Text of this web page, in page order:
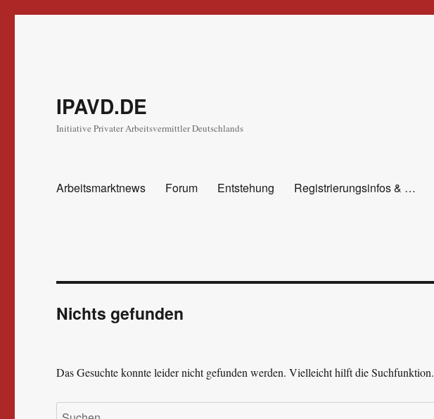
IPAVD.DE
Initiative Privater Arbeitsvermittler Deutschlands
Arbeitsmarktnews Forum Entstehung Registrierungsinfos & …
Nichts gefunden
Das Gesuchte konnte leider nicht gefunden werden. Vielleicht hilft die Suchfunktion.
Suchen